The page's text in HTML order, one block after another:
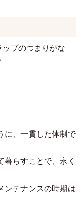
プのつまりがな
に、一貫した体制で
らすことで、永く
ンテナンスの時期は